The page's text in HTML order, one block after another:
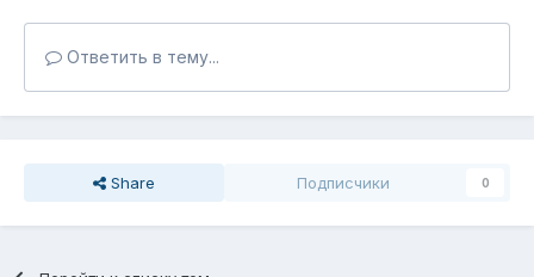
Ответить в тему...
Share Подписчики 0